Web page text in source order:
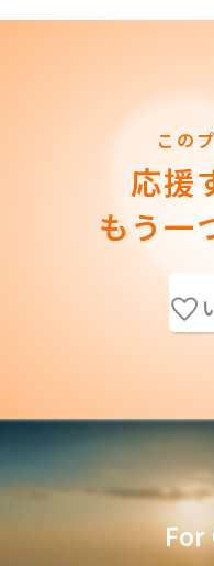
この
応援
もう一
For